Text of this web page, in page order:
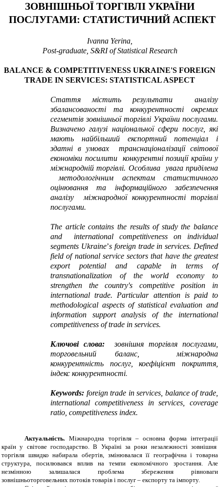
ЗОВНІШНЬОЇ ТОРГІВЛІ УКРАЇНИ
ПОСЛУГАМИ: СТАТИСТИЧНИЙ АСПЕКТ
Ivanna Yerina
Post-graduate, S&RI of Statistical Research
BALANCE & COMPETITIVENESS UKRAINE'S FOREIGN
TRADE IN SERVICES: STATISTICAL ASPECT
Стаття містить результати аналізу
збалансованості та конкурентності окремих
сегментів зовнішньої торгівлі України послугами.
Визначено галузі національної сфери послуг, які
мають найбільший експортний потенціал і
здатні в умовах транснаціоналізації світової
економіки посилити конкурентні позиції країни у
міжнародній торгівлі. Особлива увага приділена
методологічним аспектам статистичного
оцінювання та інформаційного забезпечення
аналізу міжнародної конкурентності торгівлі
послугами.
The articlecontains the results of studythe balance
and international competitiveness on individual
segments Ukraine’s foreign trade in services. Defined
field of national service sectors that have the greatest
export potential and capable in terms of
transnationalization of the world economy to
strengthen the country's competitive position in
international trade. Particular attention is paid to
methodological aspects of statistical evaluation and
information support analysis of the international
competitiveness of trade in services.
Ключові слова: зовнішня торгівля послугами,
торговельний баланс
міжнародна
конкурентність послуг, коефіцієнт покриття,
індекс конкурентності.
Keywords: foreign trade in services balance of trade
international competitiveness in services
coverage
ratio, competitiveness index.
Актуальність.
Міжнародна торгівля – основна форма інтеграції
країн у світове господарство. В Україні за роки незалежності зовнішня
торгівля швидко набирала обертів, змінювалася її географічна і товарна
структура, посилювався вплив на темпи економічного зростання. Але
незмінною залишалася проблема збереження рівноваги
зовнішньоторговельних потоків товарів і послуг – експорту та імпорту.